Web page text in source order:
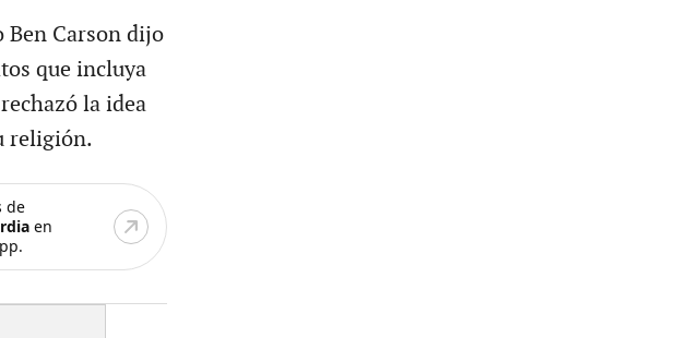
Ben Carson dijo
que incluya
la idea
religión.
de
en